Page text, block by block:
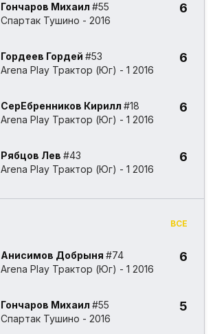
Гончаров Михаил #55
Спартак Тушино - 2016
6
Гордеев Гордей #53
Arena Play Трактор (Юг) - 1 2016
6
СерЕбренников Кирилл #18
Arena Play Трактор (Юг) - 1 2016
6
Рябцов Лев #43
Arena Play Трактор (Юг) - 1 2016
6
ВСЕ
Анисимов Добрыня #74
Arena Play Трактор (Юг) - 1 2016
6
Гончаров Михаил #55
Спартак Тушино - 2016
5